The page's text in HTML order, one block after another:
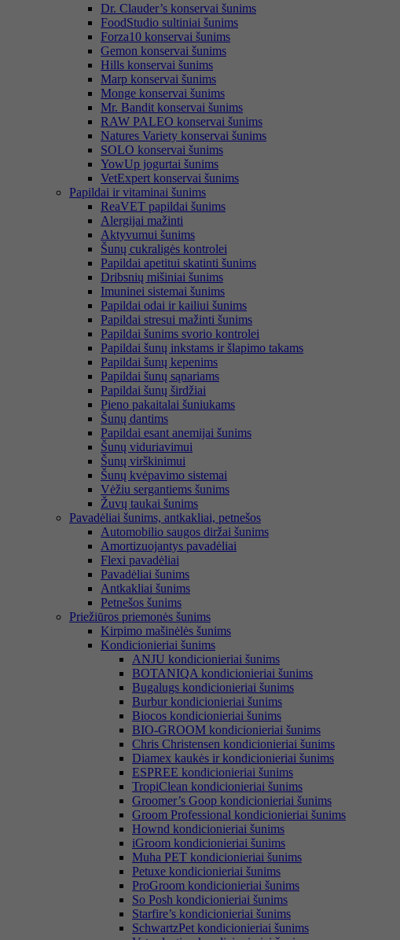
Dr. Clauder’s konservai šunims
FoodStudio sultiniai šunims
Forza10 konservai šunims
Gemon konservai šunims
Hills konservai šunims
Marp konservai šunims
Monge konservai šunims
Mr. Bandit konservai šunims
RAW PALEO konservai šunims
Natures Variety konservai šunims
SOLO konservai šunims
YowUp jogurtai šunims
VetExpert konservai šunims
Papildai ir vitaminai šunims
ReaVET papildai šunims
Alergijai mažinti
Aktyvumui šunims
Šunų cukraligės kontrolei
Papildai apetitui skatinti šunims
Dribsnių mišiniai šunims
Imuninei sistemai šunims
Papildai odai ir kailiui šunims
Papildai stresui mažinti šunims
Papildai šunims svorio kontrolei
Papildai šunų inkstams ir šlapimo takams
Papildai šunų kepenims
Papildai šunų sąnariams
Papildai šunų širdžiai
Pieno pakaitalai šuniukams
Šunų dantims
Papildai esant anemijai šunims
Šunų viduriavimui
Šunų virškinimui
Šunų kvėpavimo sistemai
Vėžiu sergantiems šunims
Žuvų taukai šunims
Pavadėliai šunims, antkakliai, petnešos
Automobilio saugos diržai šunims
Amortizuojantys pavadėliai
Flexi pavadėliai
Pavadėliai šunims
Antkakliai šunims
Petnešos šunims
Priežiūros priemonės šunims
Kirpimo mašinėlės šunims
Kondicionieriai šunims
ANJU kondicionieriai šunims
BOTANIQA kondicionieriai šunims
Bugalugs kondicionieriai šunims
Burbur kondicionieriai šunims
Biocos kondicionieriai šunims
BIO-GROOM kondicionieriai šunims
Chris Christensen kondicionieriai šunims
Diamex kaukės ir kondicionieriai šunims
ESPREE kondicionieriai šunims
TropiClean kondicionieriai šunims
Groomer’s Goop kondicionieriai šunims
Groom Professional kondicionieriai šunims
Hownd kondicionieriai šunims
iGroom kondicionieriai šunims
Muha PET kondicionieriai šunims
Petuxe kondicionieriai šunims
ProGroom kondicionieriai šunims
So Posh kondicionieriai šunims
Starfire’s kondicionieriai šunims
SchwartzPet kondicionieriai šunims